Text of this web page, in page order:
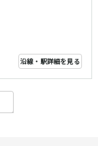
沿線・駅詳細を見る